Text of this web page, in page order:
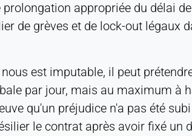
appropriée du délai
de grèves et de lock-out légaux
est imputable, il peut
par jour, mais au maximum à
qu'un préjudice n'a pas été
le contrat après avoir fixé un